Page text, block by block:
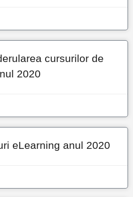
cursurilor de
2020
eLearning anul 2020